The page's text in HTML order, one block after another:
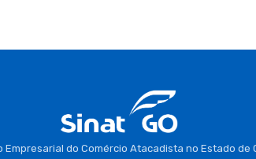
Empresarial do Comércio Atacadista no Estado de